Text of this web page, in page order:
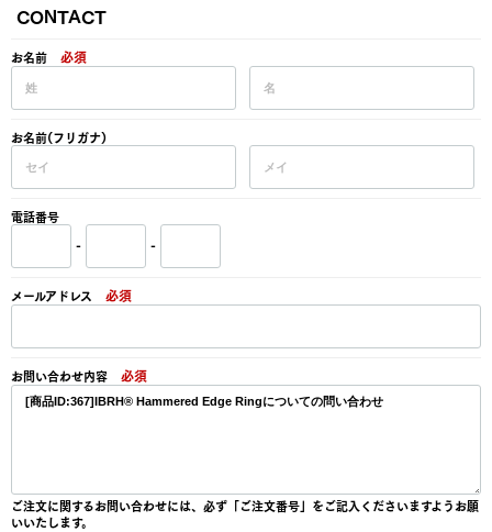
CONTACT
お名前 必須
お名前(フリガナ)
電話番号
-
-
メールアドレス 必須
お問い合わせ内容 必須
ご注文に関するお問い合わせには、必ず「ご注文番号」をご記入くださいますようお願
いいたします。